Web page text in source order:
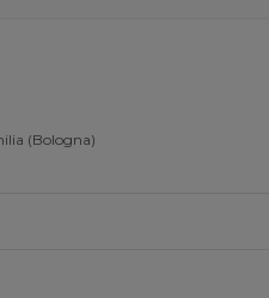
(Bologna)